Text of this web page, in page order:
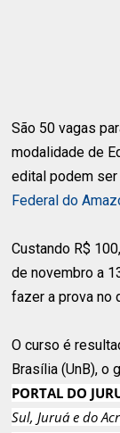
São 50 vagas
modalidade de
edital podem
Federal do
Custando R$
de novembro a
fazer a prova no
O curso é
Brasília (UnB), o
PORTAL DO
Sul, Juruá e do